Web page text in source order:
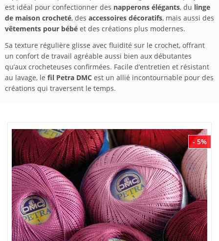
est idéal pour confectionner des napperons élégants, du linge
de maison crocheté, des accessoires décoratifs, mais aussi des
vêtements pour bébé et des créations plus modernes.
Sa texture régulière glisse avec fluidité sur le crochet, offrant
un confort de travail agréable aussi bien aux débutantes
qu’aux crocheteuses confirmées. Facile d’entretien et résistant
au lavage, le fil Petra DMC est un allié incontournable pour des
créations qui traversent le temps.
- 5%